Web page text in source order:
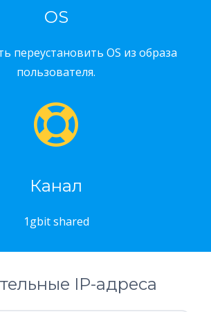
OS
переустановить OS из образа
пользователя.
Канал
1gbit shared
IP-адреса